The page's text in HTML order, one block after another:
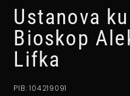
Ustanova
Bioskop
Lifka
PIB: 104219091